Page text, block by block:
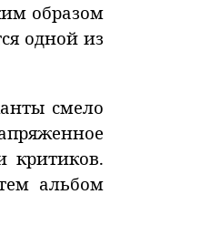
образом
одной из
смело
критиков.
альбом